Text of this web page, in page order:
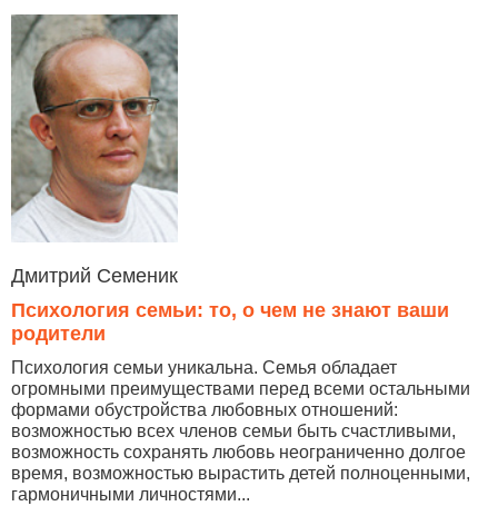
Дмитрий Семеник
Психология семьи: то, о чем не знают ваши
родители
Психология семьи уникальна. Семья обладает
огромными преимуществами перед всеми остальными
формами обустройства любовных отношений:
возможностью всех членов семьи быть счастливыми,
возможность сохранять любовь неограниченно долгое
время, возможностью вырастить детей полноценными,
гармоничными личностями...